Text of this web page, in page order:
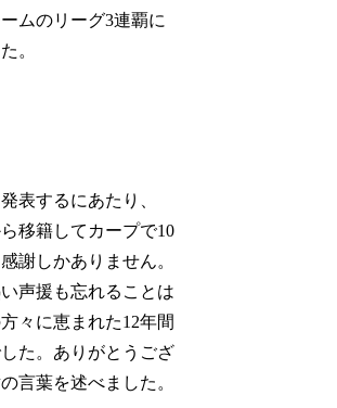
ムのリーグ3連覇に
。
表するにあたり、
移籍してカープで10
謝しかありません。
声援も忘れることは
々に恵まれた12年間
た。ありがとうござ
言葉を述べました。